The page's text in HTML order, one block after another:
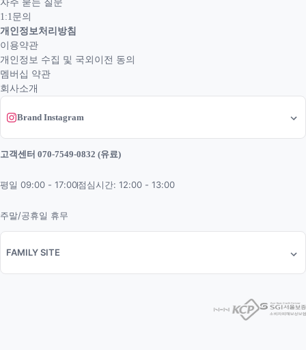
자주 묻는 질문
1:1문의
개인정보처리방침
이용약관
개인정보 수집 및 국외이전 동의
멤버십 약관
회사소개
Brand Instagram
고객센터 070-7549-0832 (유료)
평일 09:00 - 17:00점심시간: 12:00 - 13:00
주말/공휴일 휴무
FAMILY SITE